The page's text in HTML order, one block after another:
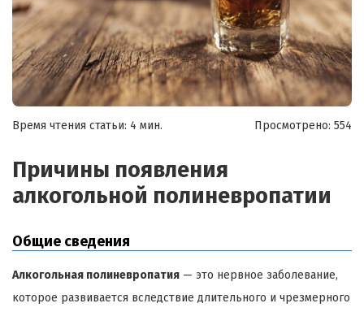
Время чтения статьи: 4 мин. Просмотрено: 554
Причины появления
алкогольной полиневропатии
Общие сведения
Алкогольная полиневропатия — это нервное заболевание,
которое развивается вследствие длительного и чрезмерного